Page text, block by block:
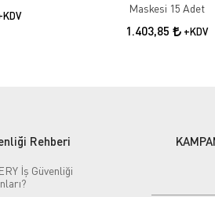
Maskesi 15 Adet
1.403,85 +KDV
Rehberi
İş Güvenliği